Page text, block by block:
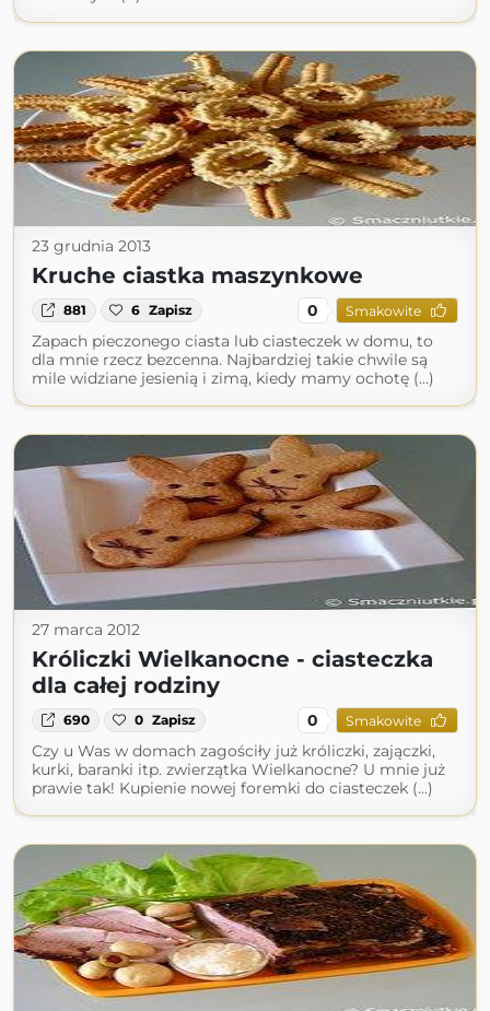
23 grudnia 2013
Kruche ciastka maszynkowe
881 6 Zapisz 0 Smakowite
Zapach pieczonego ciasta lub ciasteczek w domu, to
dla mnie rzecz bezcenna. Najbardziej takie chwile są
mile widziane jesienią i zimą, kiedy mamy ochotę (...)
27 marca 2012
Króliczki Wielkanocne - ciasteczka
dla całej rodziny
690 0 Zapisz 0 Smakowite
Czy u Was w domach zagościły już króliczki, zajączki,
kurki, baranki itp. zwierzątka Wielkanocne? U mnie już
prawie tak! Kupienie nowej foremki do ciasteczek (...)